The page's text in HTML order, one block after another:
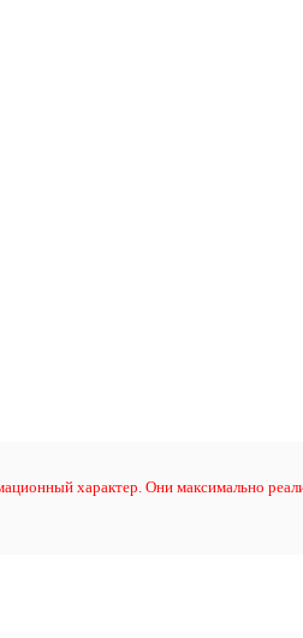
характер. Они максимально